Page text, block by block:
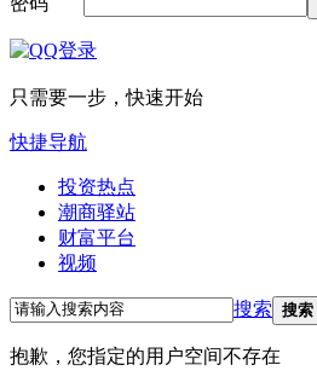
只需要一步，快速开始
快捷导航
投资热点
潮商驿站
财富平台
视频
搜索 搜索
抱歉，您指定的用户空间不存在